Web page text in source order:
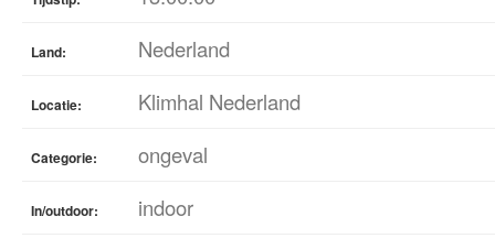
Land: Nederland
Locatie: Klimhal Nederland
Categorie: ongeval
In/outdoor: indoor